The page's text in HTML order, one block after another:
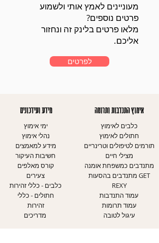
מעוניינים לאמץ אותי ולשמוע
פרטים נוספים?
מלאו פרטים בלינק זה ונחזור
אליכם.
לפרטים
מידע ועידכונים
ימי אימוץ
נהלי אימוץ
מידע למאמצים
חשיבות העיקור
קורס מאלפים
צעירים
כלבים - כללי זהירות
חתולים - כללי
זהירות
אימוץ התנדבות ותרומה
כלבים לאימוץ
חתולים לאימוץ
תורמים לטיפולים וטרינריים
מצילי חיים
מתנדבים כמשפחת אומנה
מתנדבים בהסעות GET
REXY
עמוד התנדבות
עמוד תרומות
עיגול לטובה